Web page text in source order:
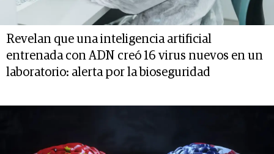
Revelan que una inteligencia artificial
entrenada con ADN creó 16 virus nuevos en un
laboratorio: alerta por la bioseguridad